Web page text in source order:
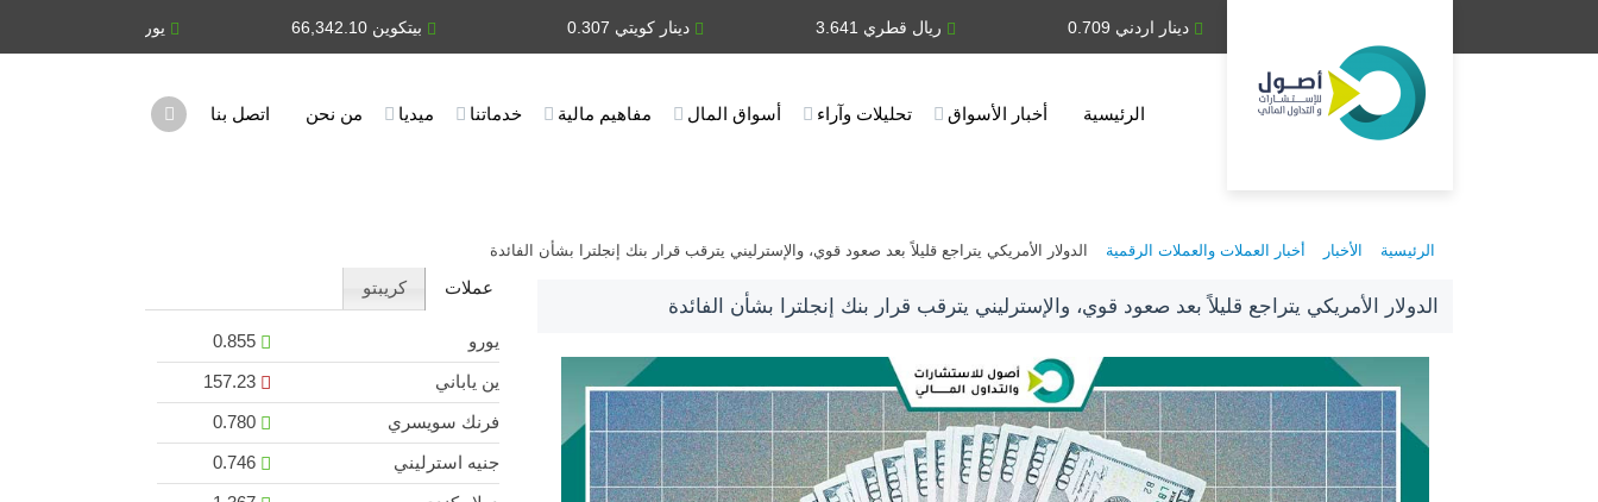
بيتكوين 66,342.10 دينار اردني 0.709 ريال قطري 3.641 دينار كويتي 0.307
الرئيسية أخبار الأسواق تحليلات وآراء أسواق المال مفاهيم مالية خدماتنا ميديا من نحن اتصل بنا
الرئيسية الأخبار أخبار العملات والعملات الرقمية الدولار الأمريكي يتراجع قليلاً بعد صعود قوي، والإسترليني يترقب قرار بنك إنجلترا بشأن الفائدة
الدولار الأمريكي يتراجع قليلاً بعد صعود قوي، والإسترليني يترقب قرار بنك إنجلترا بشأن الفائدة
عملات كريبتو
يورو
ين ياباني
فرنك سويسري
جنيه استرليني